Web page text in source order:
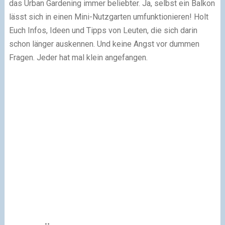
das Urban Gardening immer beliebter. Ja, selbst ein Balkon
lässt sich in einen Mini-Nutzgarten umfunktionieren! Holt
Euch Infos, Ideen und Tipps von Leuten, die sich darin
schon länger auskennen. Und keine Angst vor dummen
Fragen. Jeder hat mal klein angefangen.